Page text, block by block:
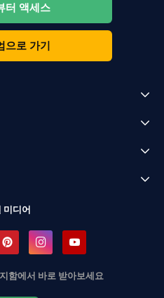
터 액세스
으로 가기
미디어
함에서 바로 받아보세요